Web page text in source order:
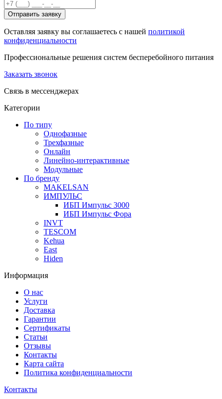
Отправить заявку
Оставляя заявку вы соглашаетесь с нашей политикой
конфиденциальности
Профессиональные решения систем бесперебойного питания
Заказать звонок
Связь в мессенджерах
Категории
По типу
Однофазные
Трехфазные
Онлайн
Линейно-интерактивные
Модульные
По бренду
MAKELSAN
ИМПУЛЬС
ИБП Импульс 3000
ИБП Импульс Фора
INVT
TESCOM
Kehua
East
Hiden
Информация
О нас
Услуги
Доставка
Гарантии
Сертификаты
Статьи
Отзывы
Контакты
Карта сайта
Политика конфиденциальности
Контакты